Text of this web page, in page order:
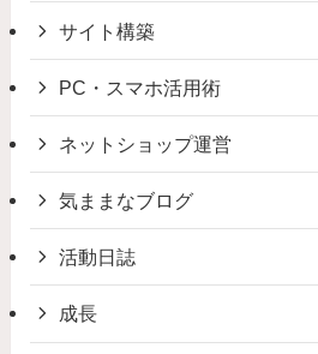
サイト構築
PC・スマホ活用術
ネットショップ運営
気ままなブログ
活動日誌
成長